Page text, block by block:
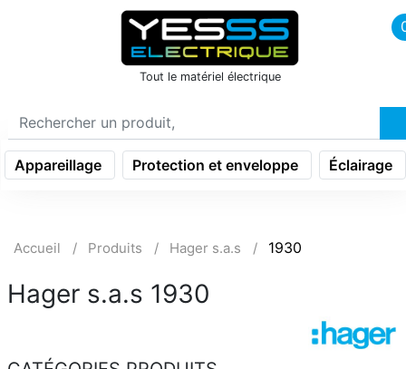
icon menu burger
Tout le matériel électrique
Appareillage Protection et enveloppe Éclairage
Accueil Produits Hager s.a.s 1930
Hager s.a.s 1930